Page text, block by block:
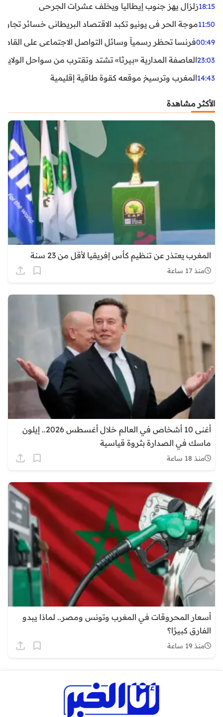
18:15زلزال يهز جنوب إيطاليا ويخلف عشرات الجرحى
11:50موجة الحر في يونيو تكبد الاقتصاد البريطاني خسائر تجاوزت 1.5 مليار
00:49فرنسا تحظر رسمياً وسائل التواصل الاجتماعي على القاصرين
23:03العاصفة المدارية «بيرثا» تشتد وتقترب من سواحل
14:43المغرب وترسيخ موقعه كقوة طاقية إقليمية
الأكثر مشاهدة
المغرب يعتذر عن تنظيم كأس إفريقيا لأقل من 23 سنة
منذ 17 ساعة
أغنى 10 أشخاص في العالم خلال أغسطس 2026.. إيلون
ماسك في الصدارة بثروة قياسية
منذ 18 ساعة
أسعار المحروقات في المغرب وتونس ومصر.. لماذا يبدو
الفارق كبيرًا؟
منذ 19 ساعة